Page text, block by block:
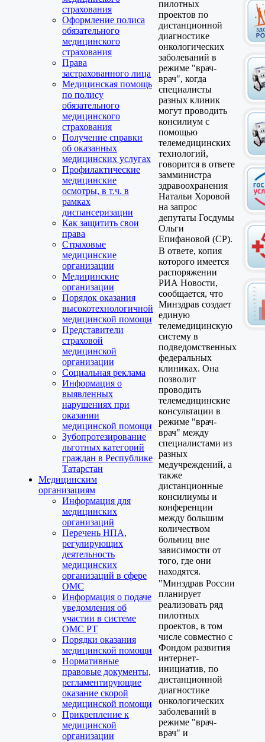
страхования
Оформление полиса
обязательного
медицинского
страхования
Права
застрахованного лица
Медицинская помощь
по полису
обязательного
медицинского
страхования
Получение справки
об оказанных
медицинских услугах
Профилактические
медицинские
осмотры, в т.ч. в
рамках
диспансеризации
Как защитить свои
права
Страховые
медицинские
организации
Медицинские
организации
Порядок оказания
высокотехнологичной
медицинской помощи
Представители
страховой
медицинской
организации
Социальная реклама
Информация о
выявленных
нарушениях при
оказании
медицинской помощи
Зубопротезирование
льготных категорий
граждан в Республике
Татарстан
Медицинским
организациям
Информация для
медицинских
организаций
Перечень НПА,
регулирующих
деятельность
медицинских
организаций в сфере
ОМС
Информация о подаче
уведомления об
участии в системе
ОМС РТ
Порядки оказания
медицинской помощи
Нормативные
правовые документы,
регламентирующие
оказание скорой
медицинской помощи
Прикрепление к
медицинской
организации
пилотных
проектов по
дистанционной
диагностике
онкологических
заболеваний в
режиме "врач-
врач", когда
специалисты
разных клиник
могут проводить
консилиум с
помощью
телемедицинских
технологий,
говорится в ответе
замминистра
здравоохранения
Натальи Хоровой
на запрос
депутаты Госдумы
Ольги
Епифановой (СР).
В ответе, копия
которого имеется
распоряжении
РИА Новости,
сообщается, что
Минздрав создает
единую
телемедицинскую
систему в
подведомственных
федеральных
клиниках. Она
позволит
проводить
телемедицинские
консультации в
режиме "врач-
врач" между
специалистами из
разных
медучреждений, а
также
дистанционные
консилиумы и
конференции
между большим
количеством
больниц вне
зависимости от
того, где они
находятся.
"Минздрав России
планирует
реализовать ряд
пилотных
проектов, в том
числе совместно с
Фондом развития
интернет-
инициатив, по
дистанционной
диагностике
онкологических
заболеваний в
режиме "врач-
врач" и